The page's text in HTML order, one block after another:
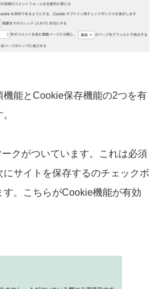
能とCookie保存機能の2つを有
クがついています。これは必須
にサイトを保存するのチェックボ
す。こちらがCookie機能が有効